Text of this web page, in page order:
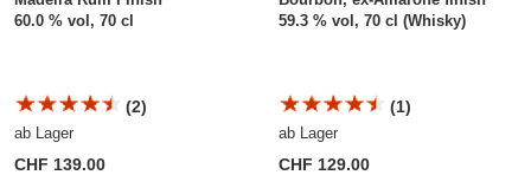
60.0 % vol, 70 cl
(2)
ab Lager
CHF 139.00
59.3 % vol, 70 cl (Whisky)
(1)
ab Lager
CHF 129.00